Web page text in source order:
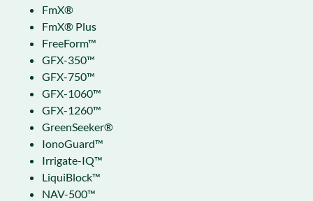
FmX®
FmX® Plus
FreeForm™
GFX-350™
GFX-750™
GFX-1060™
GFX-1260™
GreenSeeker®
IonoGuard™
Irrigate-IQ™
LiquiBlock™
NAV-500™